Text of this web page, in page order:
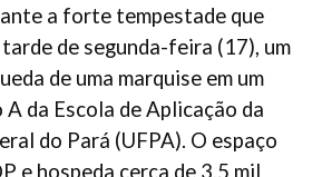
a forte tempestade que
de segunda-feira (17), um
de uma marquise em um
da Escola de Aplicação da
do Pará (UFPA). O espaço
e hospeda cerca de 3,5 mil